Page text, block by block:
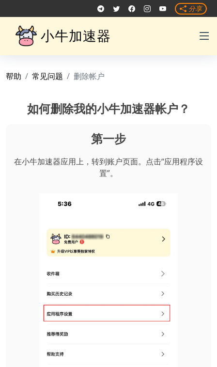
小牛加速器
分享
帮助 常见问题 删除帐户
如何删除我的小牛加速器帐户？
第一步
在小牛加速器应用上，转到账户页面。点击“应用程序设
置”。